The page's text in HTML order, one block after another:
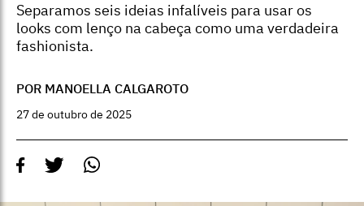
Separamos seis ideias infalíveis para usar os
looks com lenço na cabeça como uma verdadeira
fashionista.
POR MANOELLA CALGAROTO
27 de outubro de 2025